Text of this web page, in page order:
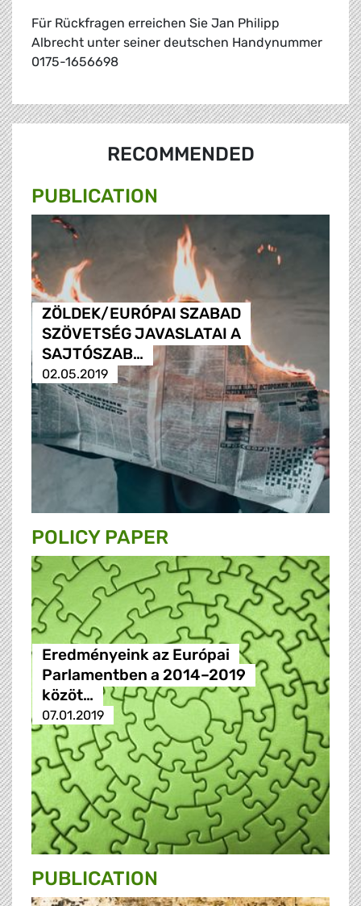
Für Rückfragen erreichen Sie Jan Philipp
Albrecht unter seiner deutschen Handynummer
0175-1656698
RECOMMENDED
PUBLICATION
ZÖLDEK/EURÓPAI SZABAD
SZÖVETSÉG JAVASLATAI A
SAJTÓSZAB…
02.05.2019
POLICY PAPER
Eredményeink az Európai
Parlamentben a 2014–2019
közöt…
07.01.2019
PUBLICATION